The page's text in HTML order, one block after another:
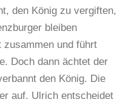
den König zu vergiften,
bleiben
und führt
Doch dann ächtet der
den König. Die
auf. Ulrich entscheidet